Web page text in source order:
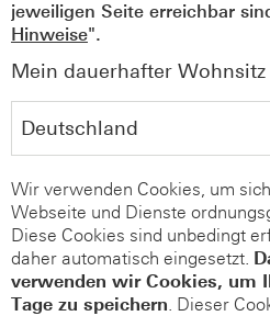
jeweiligen Seite erreichbar
Hinweise".
Mein dauerhafter
Wir verwenden Cookies, um
Webseite und Dienste
Diese Cookies sind unbedingt
daher automatisch eingesetzt.
verwenden wir Cookies, um
Tage zu speichern. Dieser